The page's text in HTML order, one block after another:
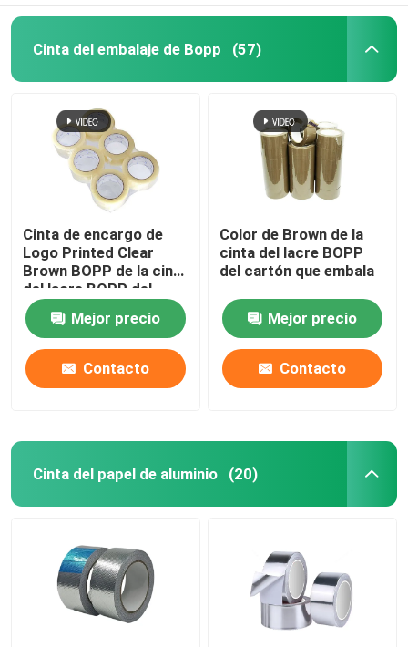
Cinta del embalaje de Bopp (57)
Cinta de encargo de
Logo Printed Clear
Brown BOPP de la cinta
del lacre BOPP del
cartón que embala
Mejor precio
Contacto
Color de Brown de la
cinta del lacre BOPP
del cartón que embala
Mejor precio
Contacto
Cinta del papel de aluminio (20)